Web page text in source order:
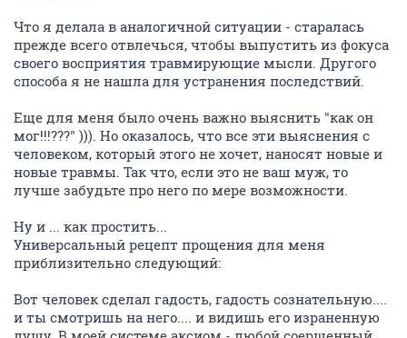
Что я делала в аналогичной ситуации - старалась
прежде всего отвлечься, чтобы выпустить из фокуса
своего восприятия травмирующие мысли. Другого
способа я не нашла для устранения последствий.
Еще для меня было очень важно выяснить "как он
мог!!!???" ))). Но оказалось, что все эти выяснения с
человеком, который этого не хочет, наносят новые и
новые травмы. Так что, если это не ваш муж, то
лучше забудьте про него по мере возможности.
Ну и ... как простить...
Универсальный рецепт прощения для меня
приблизительно следующий:
Вот человек сделал гадость, гадость сознательную....
и ты смотришь на него.... и видишь его израненную